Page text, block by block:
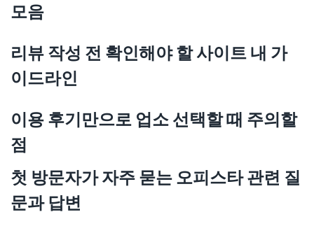
모음
리뷰 작성 전 확인해야 할 사이트 내 가
이드라인
이용 후기만으로 업소 선택할 때 주의할
점
첫 방문자가 자주 묻는 오피스타 관련 질
문과 답변